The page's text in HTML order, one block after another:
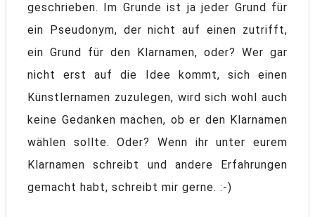
geschrieben. Im Grunde ist ja jeder Grund für
ein Pseudonym, der nicht auf einen zutrifft,
ein Grund für den Klarnamen, oder? Wer gar
nicht erst auf die Idee kommt, sich einen
Künstlernamen zuzulegen, wird sich wohl auch
keine Gedanken machen, ob er den Klarnamen
wählen sollte. Oder? Wenn ihr unter eurem
Klarnamen schreibt und andere Erfahrungen
gemacht habt, schreibt mir gerne. :-)